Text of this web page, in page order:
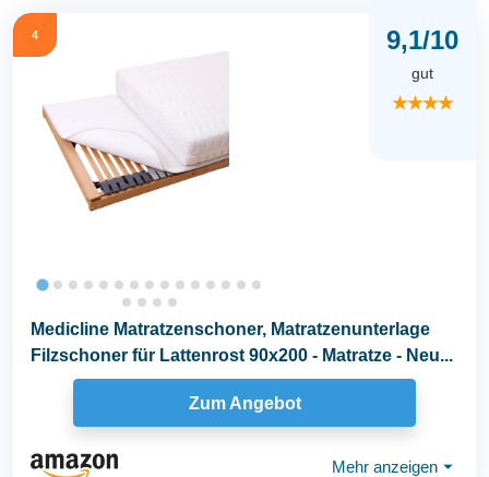
4 9,1/10
gut
★★★★
Medicline Matratzenschoner, Matratzenunterlage
Filzschoner für Lattenrost 90x200 - Matratze - Neu...
Zum Angebot
Mehr anzeigen ⏷